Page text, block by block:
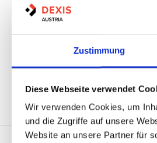
Zustimmung
Diese Webseite verwendet
Wir verwenden Cookies, um
und die Zugriffe auf unsere
Website an unsere Partner für
Nicht auf
Print